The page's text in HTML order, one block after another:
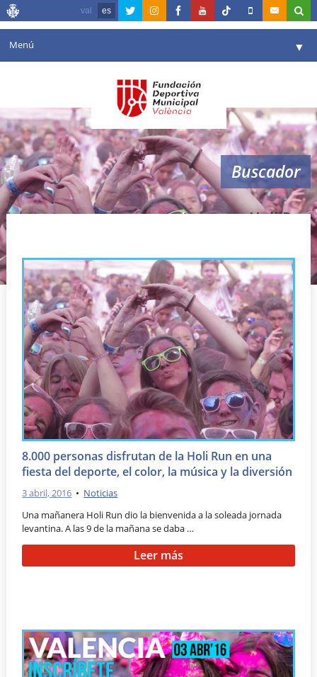
val es
Menú ▼
Agenda
Instalaciones ▼
Comunicación ▼
Valencia en deporte ▼
Reservas
Buscador
Holi Run
8.000 personas disfrutan de la Holi Run en una
fiesta del deporte, el color, la música y la diversión
3 abril, 2016 • Noticias
Una mañanera Holi Run dio la bienvenida a la soleada jornada
levantina. A las 9 de la mañana se daba …
Leer más